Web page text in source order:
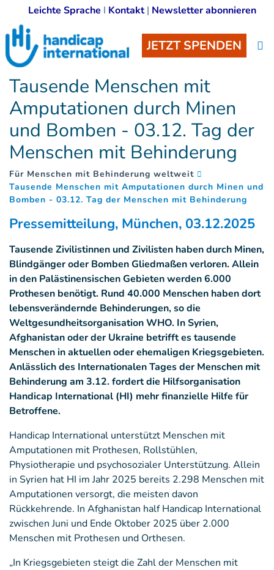
Leichte Sprache I Kontakt| Newsletter abonnieren
JETZT SPENDEN
Tausende Menschen mit
Amputationen durch Minen
und Bomben - 03.12. Tag der
Menschen mit Behinderung
Für Menschen mit Behinderung weltweit
Tausende Menschen mit Amputationen durch Minen und
Bomben - 03.12. Tag der Menschen mit Behinderung
Pressemitteilung, München, 03.12.2025
Tausende Zivilistinnen und Zivilisten haben durch Minen,
Blindgänger oder Bomben Gliedmaßen verloren. Allein
in den Palästinensischen Gebieten werden 6.000
Prothesen benötigt. Rund 40.000 Menschen haben dort
lebensverändernde Behinderungen, so die
Weltgesundheitsorganisation WHO. In Syrien,
Afghanistan oder der Ukraine betrifft es tausende
Menschen in aktuellen oder ehemaligen Kriegsgebieten.
Anlässlich des Internationalen Tages der Menschen mit
Behinderung am 3.12. fordert die Hilfsorganisation
Handicap International (HI) mehr finanzielle Hilfe für
Betroffene.
Handicap International unterstützt Menschen mit
Amputationen mit Prothesen, Rollstühlen,
Physiotherapie und psychosozialer Unterstützung. Allein
in Syrien hat HI im Jahr 2025 bereits 2.298 Menschen mit
Amputationen versorgt, die meisten davon
Rückkehrende. In Afghanistan half Handicap International
zwischen Juni und Ende Oktober 2025 über 2.000
Menschen mit Prothesen und Orthesen.
„In Kriegsgebieten steigt die Zahl der Menschen mit